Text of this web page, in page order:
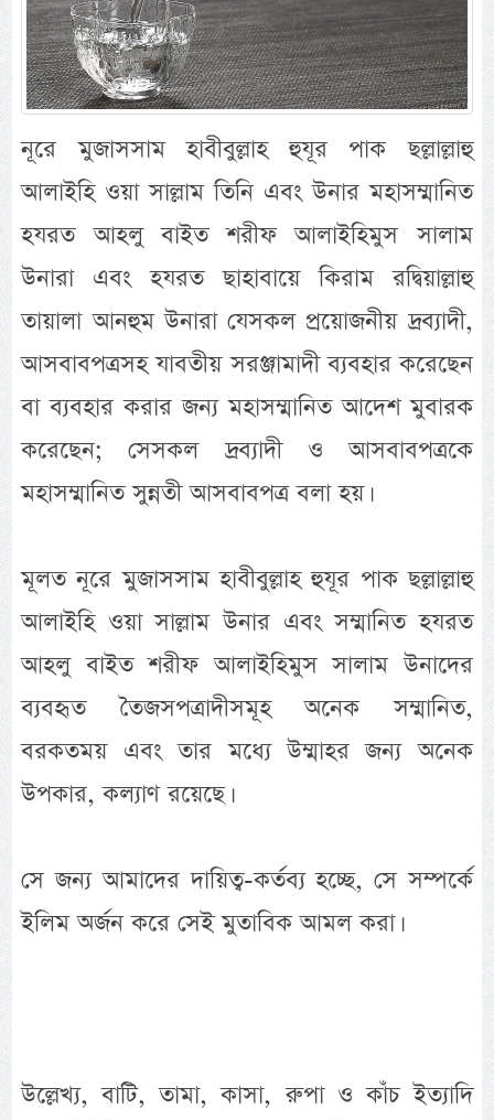
নূরে মুজাসসাম হাবীবুল্লাহ হুযূর পাক ছল্লাল্লাহু
আলাইহি ওয়া সাল্লাম তিনি এবং উনার মহাসম্মানিত
হযরত আহলু বাইত শরীফ আলাইহিমুস সালাম
উনারা এবং হযরত ছাহাবায়ে কিরাম রদ্বিয়াল্লাহু
তায়ালা আনহুম উনারা যেসকল প্রয়োজনীয় দ্রব্যাদী,
আসবাবপত্রসহ যাবতীয় সরঞ্জামাদী ব্যবহার করেছেন
বা ব্যবহার করার জন্য মহাসম্মানিত আদেশ মুবারক
করেছেন; সেসকল দ্রব্যাদী ও আসবাবপত্রকে
মহাসম্মানিত সুন্নতী আসবাবপত্র বলা হয়।
মূলত নূরে মুজাসসাম হাবীবুল্লাহ হুযূর পাক ছল্লাল্লাহু
আলাইহি ওয়া সাল্লাম উনার এবং সম্মানিত হযরত
আহলু বাইত শরীফ আলাইহিমুস সালাম উনাদের
ব্যবহৃত তৈজসপত্রাদীসমূহ অনেক সম্মানিত,
বরকতময় এবং তার মধ্যে উম্মাহর জন্য অনেক
উপকার, কল্যাণ রয়েছে।
সে জন্য আমাদের দায়িত্ব-কর্তব্য হচ্ছে, সে সম্পর্কে
ইলিম অর্জন করে সেই মুতাবিক আমল করা।
উল্লেখ্য, বাটি, তামা, কাসা, রুপা ও কাঁচ ইত্যাদি